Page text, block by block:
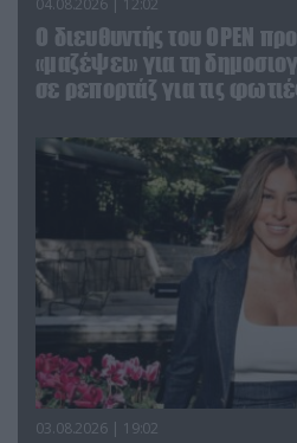
04.08.2026 | 12:02
O διευθυντής του OPEN
«μαζέψει» για τη
σε ρεπορτάζ για τις
03.08.2026 | 19:02